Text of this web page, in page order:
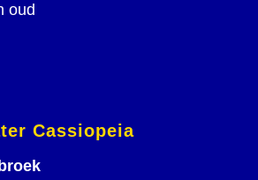
oud
Cassiopeia